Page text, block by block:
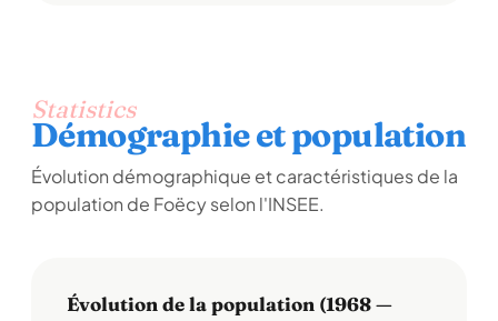
Statistics
Démographie et population
Évolution démographique et caractéristiques de la
population de Foëcy selon l'INSEE.
Évolution de la population (1968 —